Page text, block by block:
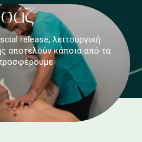
release, λειτουργική
αποτελούν κάποια από τα